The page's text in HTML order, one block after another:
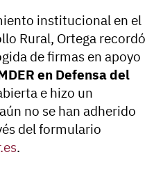
institucional en el
Rural, Ortega recordó
de firmas en apoyo
en Defensa del
e hizo un
no se han adherido
del formulario
.